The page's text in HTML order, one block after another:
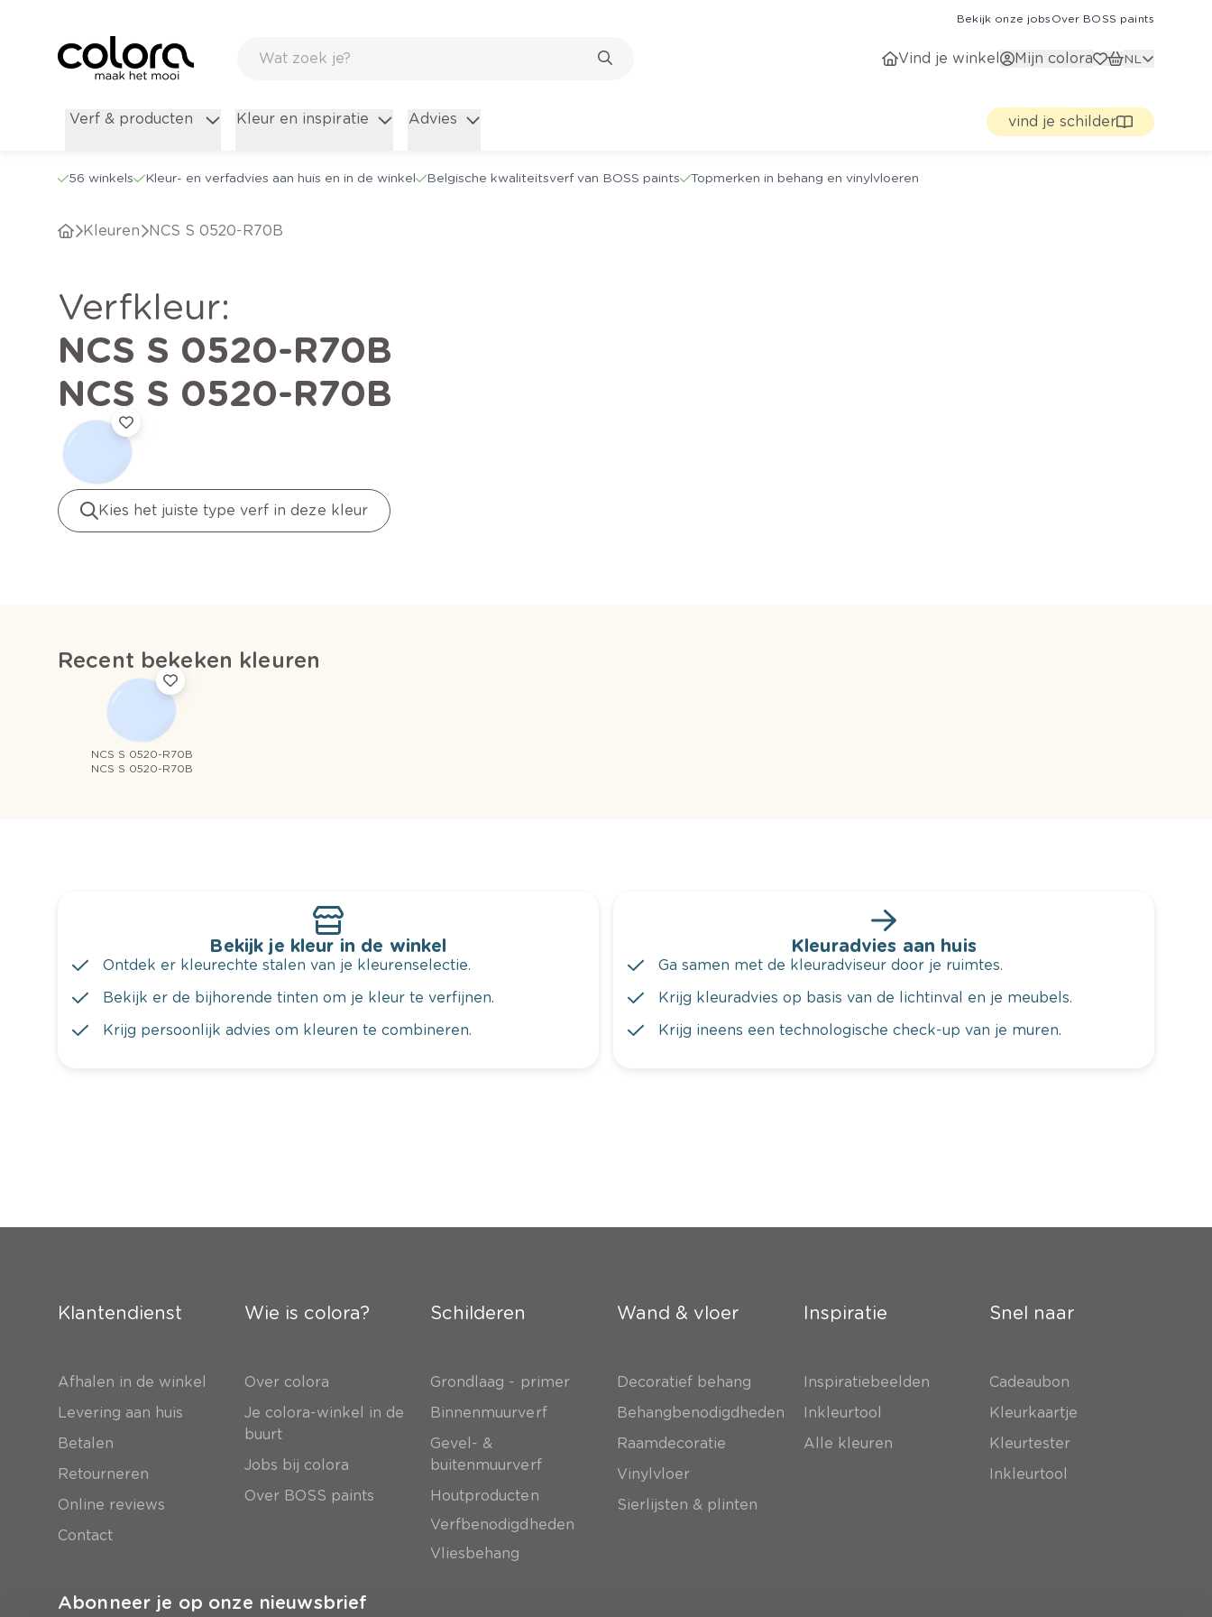
Bekijk onze jobs Over BOSS paints
Vind je winkel Mijn colora NL
Verf & producten Kleur en inspiratie Advies vind je schilder
56 winkels Kleur- en verfadvies aan huis en in de winkel Belgische kwaliteitsverf van BOSS paints Topmerken in behang en vinylvloeren
Kleuren NCS S 0520-R70B
verfkleur:
NCS S 0520-R70B
NCS S 0520-R70B
Kies het juiste type verf in deze kleur
Recent bekeken kleuren
NCS S 0520-R70B
NCS S 0520-R70B
Bekijk je kleur in de winkel
Ontdek er kleurechte stalen van je kleurenselectie.
Bekijk er de bijhorende tinten om je kleur te verfijnen.
Krijg persoonlijk advies om kleuren te combineren.
Kleuradvies aan huis
Ga samen met de kleuradviseur door je ruimtes.
Krijg kleuradvies op basis van de lichtinval en je meubels.
Krijg ineens een technologische check-up van je muren.
Klantendienst
Afhalen in de winkel
Levering aan huis
Betalen
Retourneren
Online reviews
Contact
Wie is colora?
Over colora
Je colora-winkel in de
buurt
Jobs bij colora
Over BOSS paints
Schilderen
Grondlaag - primer
Binnenmuurverf
Gevel- &
buitenmuurverf
Houtproducten
Verfbenodigdheden
Vliesbehang
Wand & vloer
Decoratief behang
Behangbenodigdheden
Raamdecoratie
Vinylvloer
Sierlijsten & plinten
Inspiratie
Inspiratiebeelden
Inkleurtool
Alle kleuren
Snel naar
Cadeaubon
Kleurkaartje
Kleurtester
Inkleurtool
Abonneer je op onze nieuwsbrief